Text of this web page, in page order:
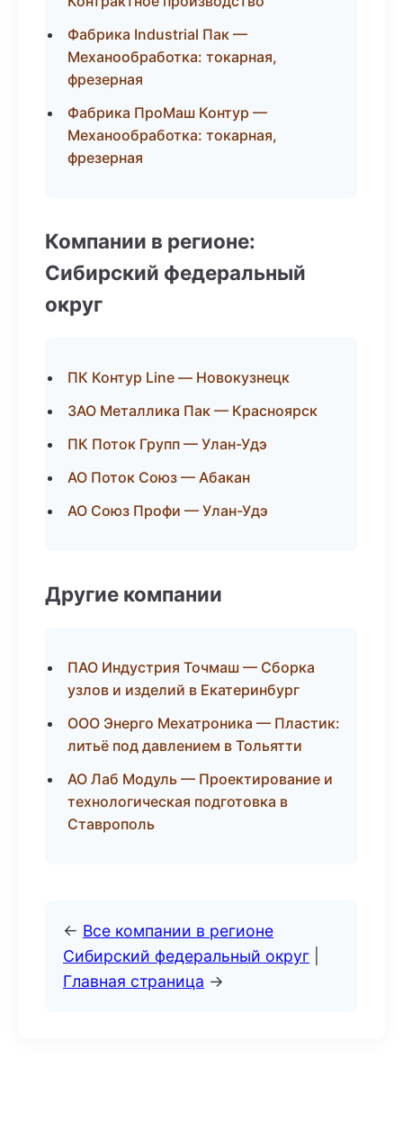
Фабрика Industrial Пак —
Механообработка: токарная,
фрезерная
Фабрика ПроМаш Контур —
Механообработка: токарная,
фрезерная
Компании в регионе:
Сибирский федеральный
округ
ПК Контур Line — Новокузнецк
ЗАО Металлика Пак — Красноярск
ПК Поток Групп — Улан-Удэ
АО Поток Союз — Абакан
АО Союз Профи — Улан-Удэ
Другие компании
ПАО Индустрия Точмаш — Сборка
узлов и изделий в Екатеринбург
ООО Энерго Мехатроника — Пластик:
литьё под давлением в Тольятти
АО Лаб Модуль — Проектирование и
технологическая подготовка в
Ставрополь
← Все компании в регионе
Сибирский федеральный округ
Главная страница →